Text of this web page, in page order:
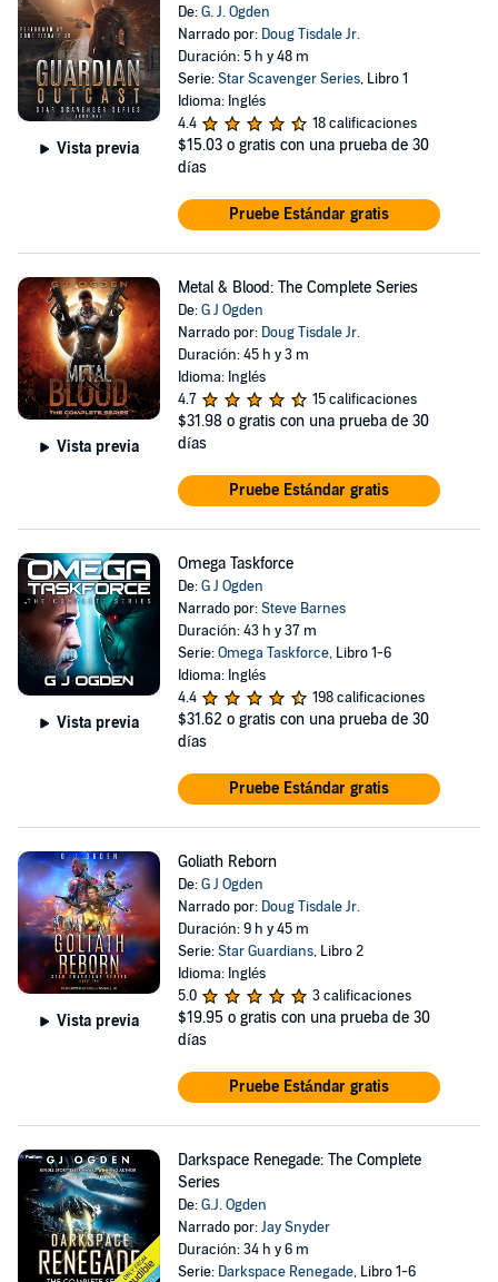
Vista previa
De:G. J. Ogden
Narrado por: Doug Tisdale Jr.
Duración: 5 h y 48 m
Serie:Star Scavenger Series, Libro 1
Idioma: Inglés
4.4
18 calificaciones
$15.03 o gratis con una prueba de 30
días
Pruebe Estándar gratis
Vista previa
Metal & Blood: The Complete Series
De:G J Ogden
Narrado por: Doug Tisdale Jr.
Duración: 45 h y 3 m
Idioma: Inglés
4.7
15 calificaciones
$31.98 o gratis con una prueba de 30
días
Pruebe Estándar gratis
Vista previa
Omega Taskforce
De:G J Ogden
Narrado por:Steve Barnes
Duración: 43 h y 37 m
Serie:Omega Taskforce, Libro 1-6
Idioma: Inglés
4.4
198 calificaciones
$31.62 o gratis con una prueba de 30
días
Pruebe Estándar gratis
Vista previa
Goliath Reborn
De:G J Ogden
Narrado por: Doug Tisdale Jr.
Duración: 9 h y 45 m
Serie:Star Guardians, Libro 2
Idioma: Inglés
5.0
3 calificaciones
$19.95 o gratis con una prueba de 30
días
Pruebe Estándar gratis
Darkspace Renegade: The Complete
Series
De:G.J. Ogden
Narrado por:Jay Snyder
Duración: 34 h y 6 m
Serie: Darkspace Renegade, Libro 1-6